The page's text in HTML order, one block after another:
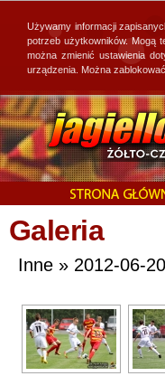
Galeria
Inne » 2012-06-
Używamy informacji
potrzeb użytkowników. Mogą
można zmienić ustawienia
urządzenia. Można